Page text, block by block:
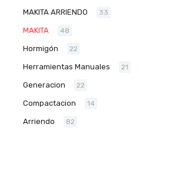
MAKITA ARRIENDO 33
MAKITA 48
Hormigón 22
Herramientas Manuales 21
Generacion 22
Compactacion 14
Arriendo 82